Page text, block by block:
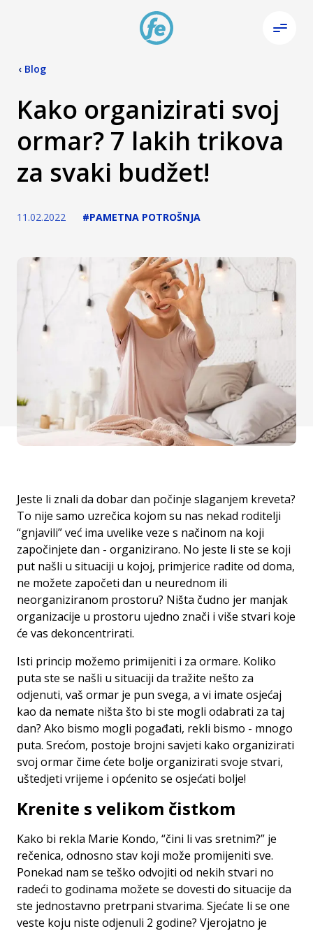
‹ Blog
Kako organizirati svoj
ormar? 7 lakih trikova
za svaki budžet!
11.02.2022 #PAMETNA POTROŠNJA
Jeste li znali da dobar dan počinje slaganjem kreveta?
To nije samo uzrečica kojom su nas nekad roditelji
“gnjavili” već ima uvelike veze s načinom na koji
započinjete dan - organizirano. No jeste li ste se koji
put našli u situaciji u kojoj, primjerice radite od doma,
ne možete započeti dan u neurednom ili
neorganiziranom prostoru? Ništa čudno jer manjak
organizacije u prostoru ujedno znači i više stvari koje
će vas dekoncentrirati.
Isti princip možemo primijeniti i za ormare. Koliko
puta ste se našli u situaciji da tražite nešto za
odjenuti, vaš ormar je pun svega, a vi imate osjećaj
kao da nemate ništa što bi ste mogli odabrati za taj
dan? Ako bismo mogli pogađati, rekli bismo - mnogo
puta. Srećom, postoje brojni savjeti kako organizirati
svoj ormar čime ćete bolje organizirati svoje stvari,
uštedjeti vrijeme i općenito se osjećati bolje!
Krenite s velikom čistkom
Kako bi rekla Marie Kondo, “čini li vas sretnim?” je
rečenica, odnosno stav koji može promijeniti sve.
Ponekad nam se teško odvojiti od nekih stvari no
radeći to godinama možete se dovesti do situacije da
ste jednostavno pretrpani stvarima. Sjećate li se one
veste koju niste odjenuli 2 godine? Vjerojatno je